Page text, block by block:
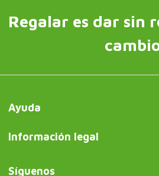
Regalar es dar sin
Ayuda
Información legal
Síguenos